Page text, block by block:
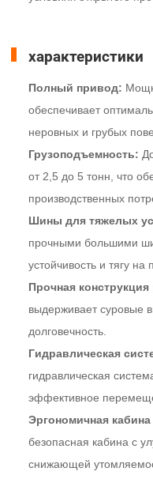
характеристики
Полный привод:
обеспечивает
неровных и грубых
Грузоподъемность:
от 2,5 до 5 тонн, что
производственных
Шины для тяжелых
прочными большими
устойчивость и тягу на
Прочная
выдерживает суровые
долговечность.
Гидравлическая
гидравлическая
эффективное
Эргономичная
безопасная кабина с
снижающей